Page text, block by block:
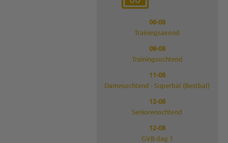
06-08
Trainingsavond
08-08
Trainingsochtend
11-08
Damesochtend - Superbal (Bestbal)
12-08
Seniorenochtend
12-08
GVB dag 1